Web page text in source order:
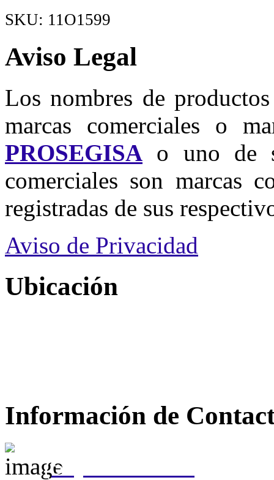
SKU: 11O1599
Aviso Legal
Los nombres de
marcas comerciales o
PROSEGISA o uno de
comerciales son marcas
registradas de sus
Aviso de Privacidad
Ubicación
Información de
(55) 5310 0050